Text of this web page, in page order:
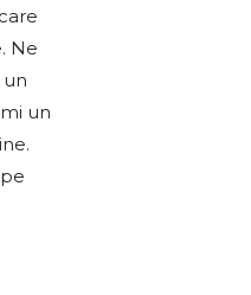
Ne
un